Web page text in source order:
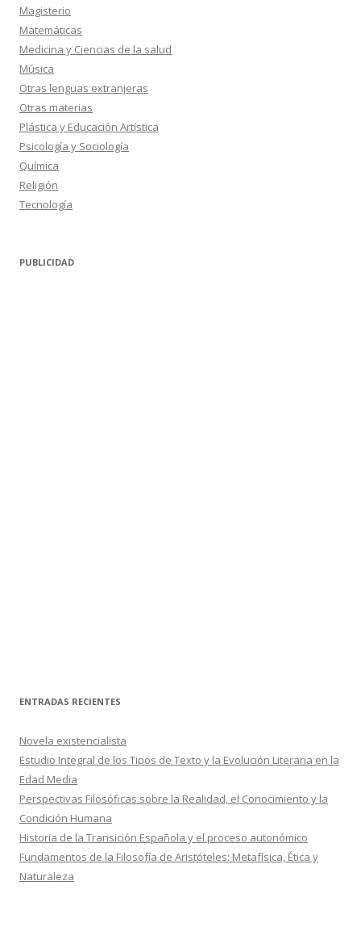
Magisterio
Matemáticas
Medicina y Ciencias de la salud
Música
Otras lenguas extranjeras
Otras materias
Plástica y Educación Artística
Psicología y Sociología
Química
Religión
Tecnología
PUBLICIDAD
ENTRADAS RECIENTES
Novela existencialista
Estudio Integral de los Tipos de Texto y la Evolución Literaria en la
Edad Media
Perspectivas Filosóficas sobre la Realidad, el Conocimiento y la
Condición Humana
Historia de la Transición Española y el proceso autonómico
Fundamentos de la Filosofía de Aristóteles: Metafísica, Ética y
Naturaleza